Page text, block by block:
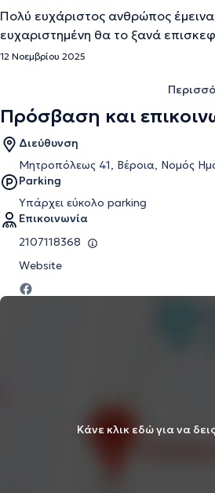
Πολύ ευχάριστος ανθρώπος
ευχαριστημένη θα το ξανά
12 Νοεμβρίου 2025
Πρόσβαση και
Διεύθυνση
Μητροπόλεως 41, Βέροια, Νομός
Parking
Υπάρχει εύκολο parking
Επικοινωνία
2107118368
Website
Κάνε κλικ εδώ για να